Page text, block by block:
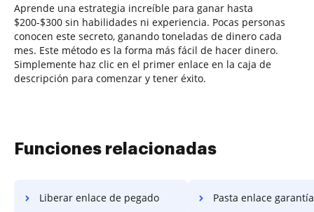
Aprende una estrategia increíble para ganar hasta
$200-$300 sin habilidades ni experiencia. Pocas personas
conocen este secreto, ganando toneladas de dinero cada
mes. Este método es la forma más fácil de hacer dinero.
Simplemente haz clic en el primer enlace en la caja de
descripción para comenzar y tener éxito.
Funciones relacionadas
Liberar enlace de pegado Pasta enlace garantía